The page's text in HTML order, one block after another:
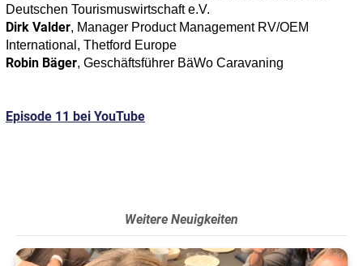
Deutschen Tourismuswirtschaft e.V.
Dirk Valder, Manager Product Management RV/OEM
International, Thetford Europe
Robin Bäger, Geschäftsführer BäWo Caravaning
Episode 11 bei YouTube
Weitere Neuigkeiten